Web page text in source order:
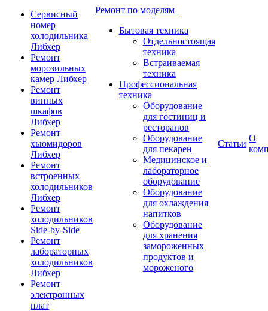
Сервисный
номер
холодильника
Либхер
Ремонт
морозильных
камер Либхер
Ремонт
винных
шкафов
Либхер
Ремонт
хьюмидоров
Либхер
Ремонт
встроенных
холодильников
Либхер
Ремонт
холодильников
Side-by-Side
Ремонт
лабораторных
холодильников
Либхер
Ремонт
электронных
плат
Ремонт по моделям
Бытовая техника
Отдельностоящая
техника
Встраиваемая
техника
Профессиональная
техника
Оборудование
для гостиниц и
ресторанов
Оборудование
для пекарен
Медицинское и
лабораторное
оборудование
Оборудование
для охлаждения
напитков
Оборудование
для хранения
замороженных
продуктов и
мороженого
Статьи
О